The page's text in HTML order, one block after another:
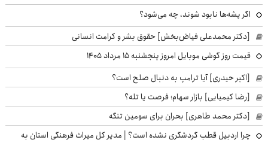
اگر پشه‌ها نابود شوند، چه می‌شود؟
[دکتر محمدعلی فیاض‌بخش] حقوق بشر و کرامت انسانی
قیمت روز گوشی موبایل امروز پنجشنبه ۱۵ مرداد ۱۴۰۵
[اکبر حیدری] آیا ترامپ به دنبال صلح است؟
[رضا کیمیایی] بازار سهام؛ فرصت یا تله؟
[دکتر محمد طاهری] بحران برای سومین تنگه
چرا اردبیل قطب گردشگری نشده است؟ | مدیر کل میراث فرهنگی استان به